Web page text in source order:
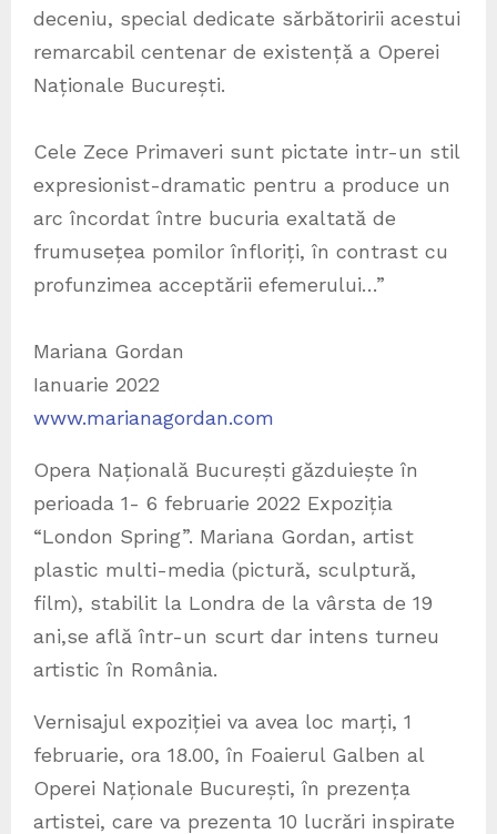
deceniu, special dedicate sărbătoririi acestui
remarcabil centenar de existență a Operei
Naționale București.
Cele Zece Primaveri sunt pictate intr-un stil
expresionist-dramatic pentru a produce un
arc încordat între bucuria exaltată de
frumusețea pomilor înfloriți, în contrast cu
profunzimea acceptării efemerului…”
Mariana Gordan
Ianuarie 2022
www.marianagordan.com
Opera Națională București găzduiește în
perioada 1- 6 februarie 2022 Expoziția
“London Spring”. Mariana Gordan, artist
plastic multi-media (pictură, sculptură,
film), stabilit la Londra de la vârsta de 19
ani,se află într-un scurt dar intens turneu
artistic în România.
Vernisajul expoziției va avea loc marți, 1
februarie, ora 18.00, în Foaierul Galben al
Operei Naționale București, în prezența
artistei, care va prezenta 10 lucrări inspirate